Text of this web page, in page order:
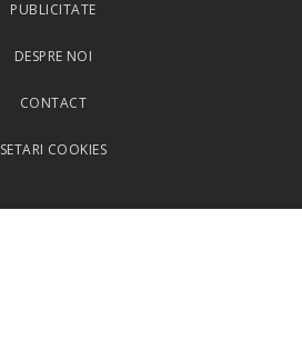
PUBLICITATE
DESPRE NOI
CONTACT
SETARI COOKIES